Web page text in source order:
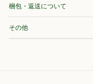
梱包・返送について
その他